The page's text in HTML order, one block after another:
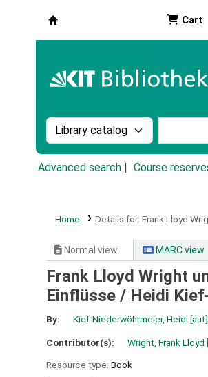
Cart
Search the catalog by:
Advanced search Course
Home Details for: Frank Lloyd
Normal view MARC view
Frank Lloyd Wright
Einflüsse / Heidi
By: Kief-Niederwöhrmeier, Heidi[aut]
Contributor(s): Wright, Frank Lloyd
Resource type: Book